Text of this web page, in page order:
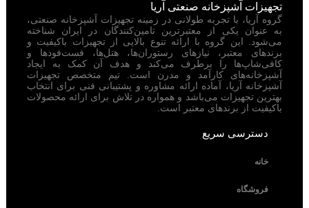
تجهیزات آشپزخانه صنعتی آریا
گروه آریا، با تجربه طولانی در زمینه تجهیزات آشپزخانه صنعتی،
به عنوان یکی از معتبرترین تامین‌کنندگان در ایران شناخته
می‌شود. این گروه با ارائه تنوع بالایی از تجهیزات باکیفیت و
برندهای معتبر، نیازهای رستوران‌ها، هتل‌ها، فست‌فودها و
کافی‌شاپ‌ها را برطرف می‌کند و هدف آن کمک به ایجاد
آشپزخانه‌های کارآمد و مدرن است. تیم متخصص تجهیزات
آشپزخانه آریا، آماده ارائه مشاوره و پشتیبانی فنی برای انتخاب
بهترین تجهیزات می‌باشد و همواره در تلاش برای ارائه محصولات
باکیفیت از برندهای معتبر است.
دسترسی سریع
خانه
فروشگاه